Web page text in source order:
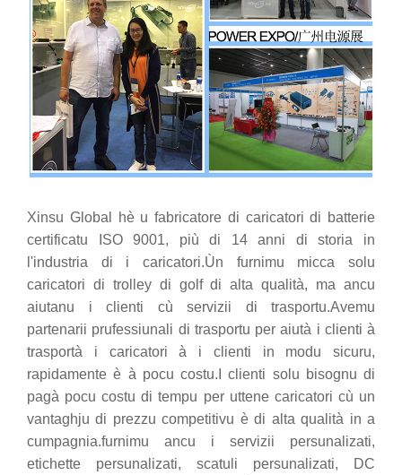
Xinsu Global hè u fabricatore di caricatori di batterie
certificatu ISO 9001, più di 14 anni di storia in
l'industria di i caricatori.Ùn furnimu micca solu
caricatori di trolley di golf di alta qualità, ma ancu
aiutanu i clienti cù servizii di trasportu.Avemu
partenarii prufessiunali di trasportu per aiutà i clienti à
trasportà i caricatori à i clienti in modu sicuru,
rapidamente è à pocu costu.I clienti solu bisognu di
pagà pocu costu di tempu per uttene caricatori cù un
vantaghju di prezzu competitivu è di alta qualità in a
cumpagnia.furnimu ancu i servizii persunalizati,
etichette persunalizati, scatuli persunalizati, DC